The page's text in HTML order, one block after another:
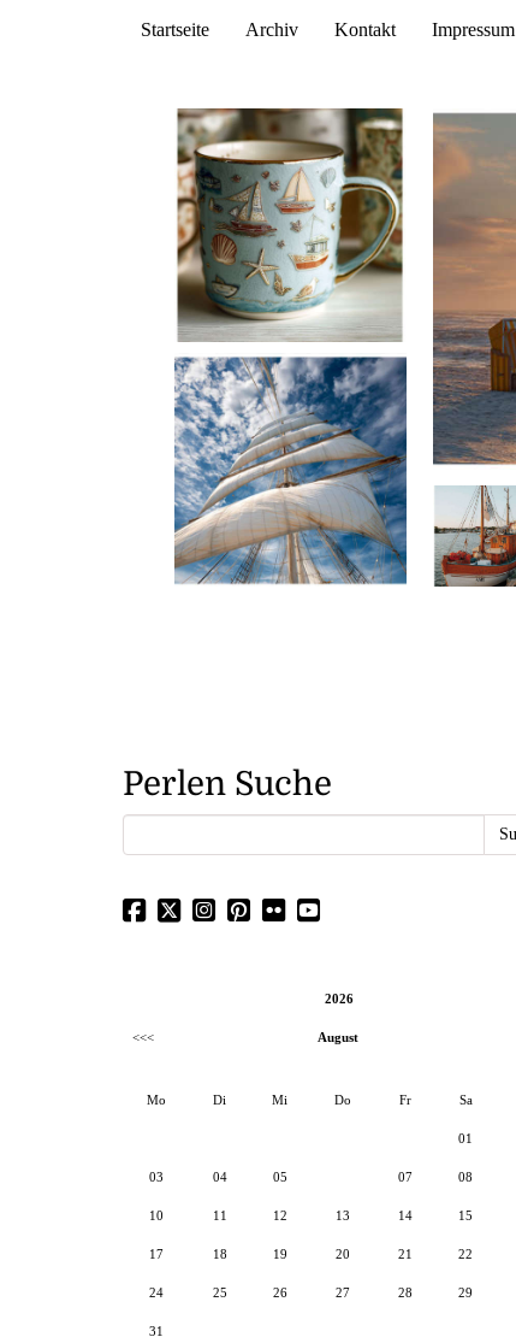
Startseite Archiv Kontakt Impressum
Perlen Suche
2026
<<< August
Mo Di Mi Do Fr Sa
01
03 04 05 07 08
10 11 12 13 14 15
17 18 19 20 21 22
24 25 26 27 28 29
31